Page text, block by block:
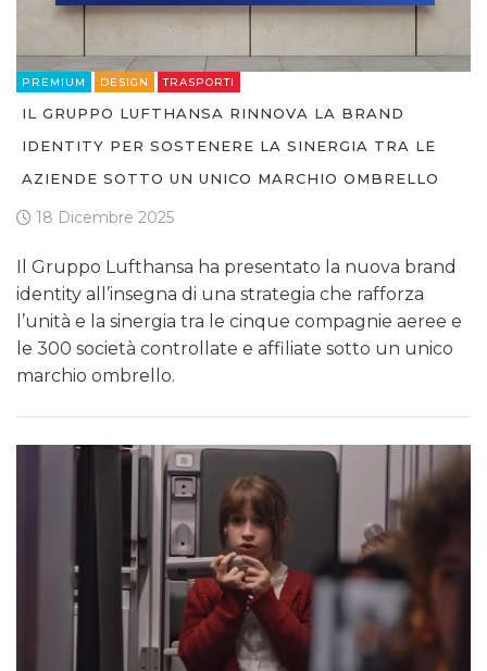
PREMIUM DESIGN TRASPORTI
IL GRUPPO LUFTHANSA RINNOVA LA BRAND
IDENTITY PER SOSTENERE LA SINERGIA TRA LE
AZIENDE SOTTO UN UNICO MARCHIO OMBRELLO
18 Dicembre 2025
Il Gruppo Lufthansa ha presentato la nuova brand
identity all’insegna di una strategia che rafforza
l’unità e la sinergia tra le cinque compagnie aeree e
le 300 società controllate e affiliate sotto un unico
marchio ombrello.